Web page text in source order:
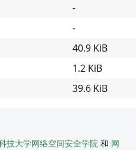
-
-
40.9 KiB
1.2 KiB
39.6 KiB
技大学网络空间安全学院 和 网